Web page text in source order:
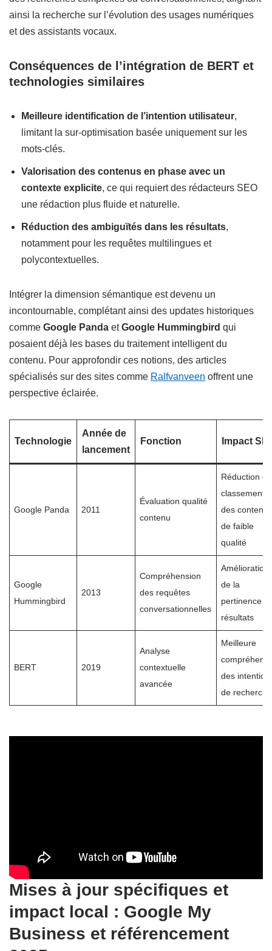
ainsi la recherche sur l’évolution des usages numériques
et des assistants vocaux.
Conséquences de l’intégration de BERT et
technologies similaires
Meilleure identification de l’intention utilisateur,
limitant la sur-optimisation basée uniquement sur les
mots-clés.
Valorisation des contenus en phase avec un
contexte explicite, ce qui requiert des rédacteurs SEO
une rédaction plus fluide et naturelle.
Réduction des ambiguïtés dans les résultats,
notamment pour les requêtes multilingues et
polycontextuelles.
Intégrer la dimension sémantique est devenu un
incontournable, complétant ainsi des updates historiques
comme Google Panda etGoogle Hummingbird qui
posaient déjà les bases du traitement intelligent du
contenu. Pour approfondir ces notions, des articles
spécialisés sur des sites comme Ralfvanveen offrent une
perspective éclairée.
Technologie
Année de
lancement
Fonction Impact
Google Panda 2011
Évaluation qualité
contenu
Réduction du
classement
des
de faible
qualité
Google
Hummingbird
2013
Compréhension
des requêtes
conversationnelles
Amélioration
de la
pertinence
résultats
BERT 2019
Analyse
contextuelle
avancée
Meilleure
des
de recherche
Mises à jour spécifiques et
impact local : Google My
Business et référencement